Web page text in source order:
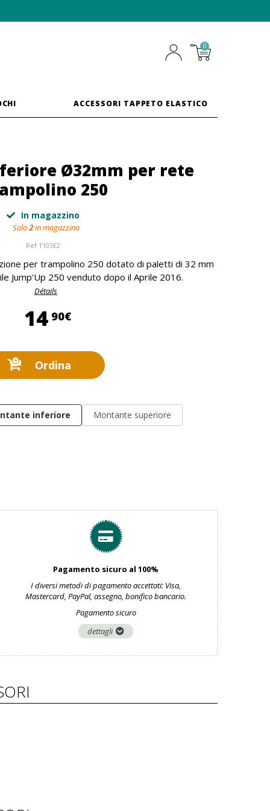
0
ACCESSORI TAPPETO ELASTICO
Ø32mm per rete
250
In magazzino
Solo2in magazzino
Ref 1103E2
per trampolino 250 dotato di paletti di 32 mm
Jump'Up 250 venduto dopo il Aprile 2016.
Détails
14 90€14,90 €
Ordina
inferiore Montante superiore
Pagamento sicuro al 100%
I diversi metodi di pagamento accettati: Visa,
Mastercard, PayPal, assegno, bonifico bancario.
Pagamento sicuro
dettagli